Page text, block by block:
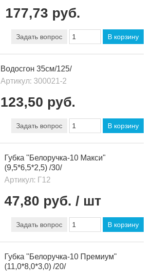
177,73 руб.
Задать вопрос В корзину
Водосгон 35см/125/
Артикул: 300021-2
123,50 руб.
Задать вопрос В корзину
Губка "Белоручка-10 Макси"
(9,5*6,5*2,5) /30/
Артикул: Г12
47,80 руб. / шт
Задать вопрос В корзину
Губка "Белоручка-10 Премиум"
(11,0*8,0*3,0) /20/